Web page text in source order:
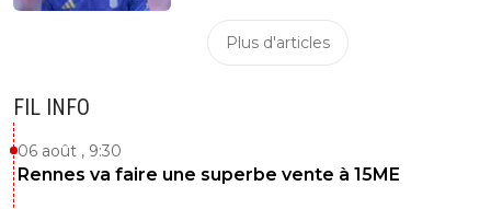
Plus d'articles
FIL INFO
06 août , 9:30
Rennes va faire une superbe vente à 15ME